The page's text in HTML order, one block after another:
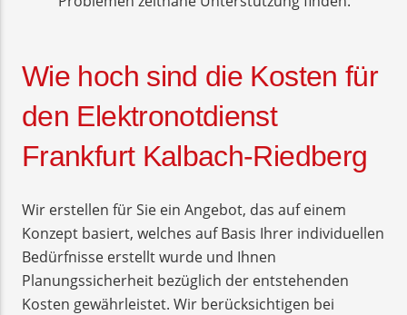
Wie hoch sind die Kosten für
den Elektronotdienst
Frankfurt Kalbach-Riedberg
Wir erstellen für Sie ein Angebot, das auf einem
Konzept basiert, welches auf Basis Ihrer individuellen
Bedürfnisse erstellt wurde und Ihnen
Planungssicherheit bezüglich der entstehenden
Kosten gewährleistet. Wir berücksichtigen bei